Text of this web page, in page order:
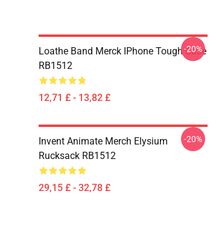
Loathe Band Merck IPhone Tough Case
RB1512
12,71 £ - 13,82 £
-20%
Invent Animate Merch Elysium
Rucksack RB1512
29,15 £ - 32,78 £
-20%